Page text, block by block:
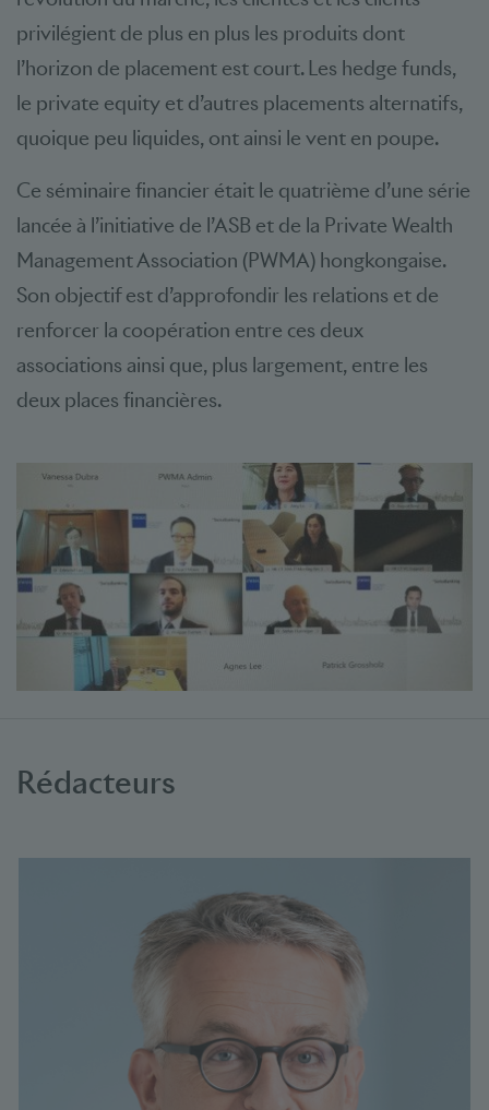
privilégient de plus en plus les produits dont
l’horizon de placement est court. Les hedge funds,
le private equity et d’autres placements alternatifs,
quoique peu liquides, ont ainsi le vent en poupe.
Ce séminaire financier était le quatrième d’une série
lancée à l’initiative de l’ASB et de la Private Wealth
Management Association (PWMA) hongkongaise.
Son objectif est d’approfondir les relations et de
renforcer la coopération entre ces deux
associations ainsi que, plus largement, entre les
deux places financières.
Rédacteurs